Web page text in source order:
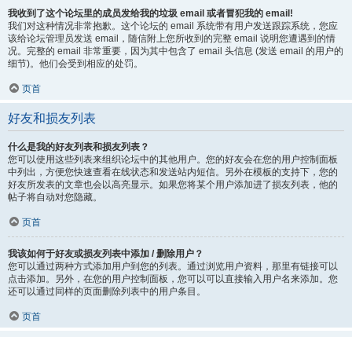
我收到了这个论坛里的成员发给我的垃圾 email 或者冒犯我的 email!
我们对这种情况非常抱歉。这个论坛的 email 系统带有用户发送跟踪系统，您应
该给论坛管理员发送 email，随信附上您所收到的完整 email 说明您遭遇到的情
况。完整的 email 非常重要，因为其中包含了 email 头信息 (发送 email 的用户的
细节)。他们会受到相应的处罚。
页首
好友和损友列表
什么是我的好友列表和损友列表？
您可以使用这些列表来组织论坛中的其他用户。您的好友会在您的用户控制面板
中列出，方便您快速查看在线状态和发送站内短信。另外在模板的支持下，您的
好友所发表的文章也会以高亮显示。如果您将某个用户添加进了损友列表，他的
帖子将自动对您隐藏。
页首
我该如何于好友或损友列表中添加 / 删除用户？
您可以通过两种方式添加用户到您的列表。通过浏览用户资料，那里有链接可以
点击添加。另外，在您的用户控制面板，您可以可以直接输入用户名来添加。您
还可以通过同样的页面删除列表中的用户条目。
页首